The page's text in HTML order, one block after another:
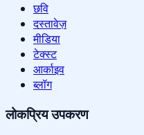
छवि
दस्तावेज़
मीडिया
टेक्स्ट
आर्काइव
ब्लॉग
लोकप्रिय उपकरण